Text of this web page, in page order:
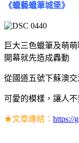
《蠟藝蠟筆城堡》
巨大三色蠟筆及萌
開幕就先造成轟動
從國道五號下蘇澳
可愛的模樣，讓人
★文章連結： https://